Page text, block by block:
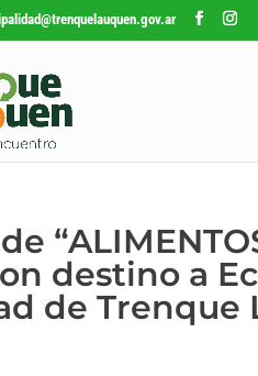
destino a
de Trenque